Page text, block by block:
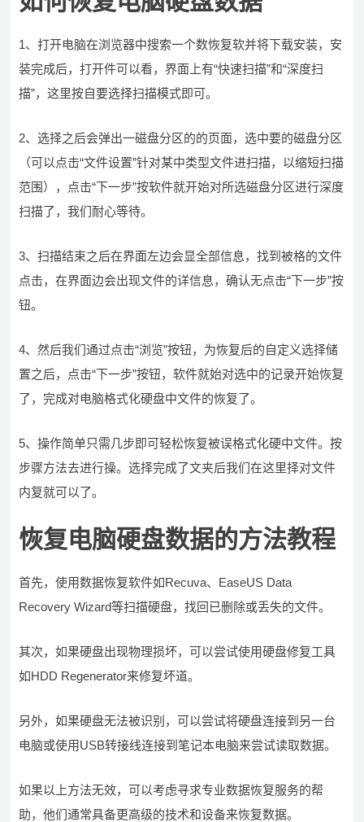
1、打开电脑在浏览器中搜索一个数恢复软并将下载安装，安
装完成后，打开件可以看，界面上有“快速扫描”和“深度扫
描”，这里按自要选择扫描模式即可。
2、选择之后会弹出一磁盘分区的的页面，选中要的磁盘分区
（可以点击“文件设置”针对某中类型文件进扫描，以缩短扫描
范围），点击“下一步”按软件就开始对所选磁盘分区进行深度
扫描了，我们耐心等待。
3、扫描结束之后在界面左边会显全部信息，找到被格的文件
点击，在界面边会出现文件的详信息，确认无点击“下一步”按
钮。
4、然后我们通过点击“浏览”按钮，为恢复后的自定义选择储
置之后，点击“下一步”按钮，软件就始对选中的记录开始恢复
了，完成对电脑格式化硬盘中文件的恢复了。
5、操作简单只需几步即可轻松恢复被误格式化硬中文件。按
步骤方法去进行操。选择完成了文夹后我们在这里择对文件
内复就可以了。
恢复电脑硬盘数据的方法教程
首先，使用数据恢复软件如Recuva、EaseUS Data
Recovery Wizard等扫描硬盘，找回已删除或丢失的文件。
其次，如果硬盘出现物理损坏，可以尝试使用硬盘修复工具
如HDD Regenerator来修复坏道。
另外，如果硬盘无法被识别，可以尝试将硬盘连接到另一台
电脑或使用USB转接线连接到笔记本电脑来尝试读取数据。
如果以上方法无效，可以考虑寻求专业数据恢复服务的帮
助，他们通常具备更高级的技术和设备来恢复数据。